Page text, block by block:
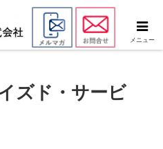
ズド・サービ
メニュー